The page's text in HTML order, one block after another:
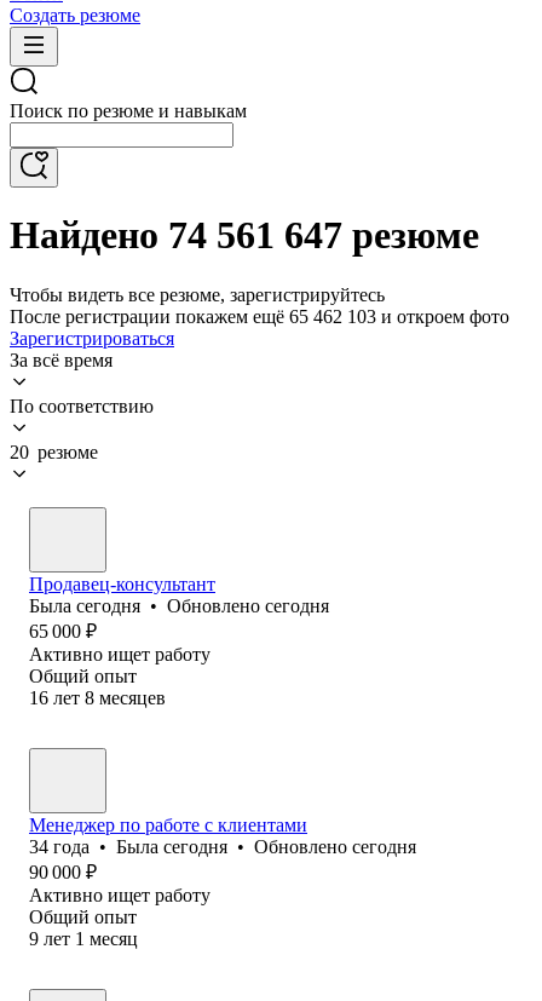
Создать резюме
Поиск по резюме и навыкам
Найдено 74 561 647 резюме
Чтобы видеть все резюме, зарегистрируйтесь
После регистрации покажем ещё 65 462 103 и откроем фото
Зарегистрироваться
За всё время
По соответствию
20 резюме
Продавец-консультант
Была сегодня • Обновлено сегодня
65 000 ₽
Активно ищет работу
Общий опыт
16 лет 8 месяцев
Менеджер по работе с клиентами
34 года • Была сегодня • Обновлено сегодня
90 000 ₽
Активно ищет работу
Общий опыт
9 лет 1 месяц